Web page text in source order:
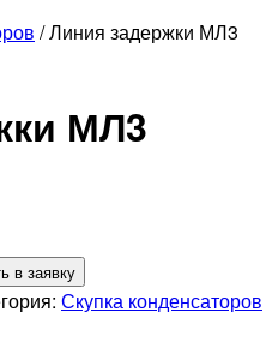
/ Линия задержки МЛ3
МЛ3
в заявку
Скупка конденсаторов